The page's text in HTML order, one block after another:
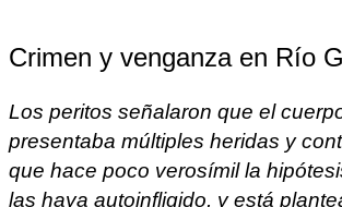
Crimen y venganza en Río
Los peritos señalaron que el
presentaba múltiples heridas y
que hace poco verosímil la
las haya autoinfligido, y está